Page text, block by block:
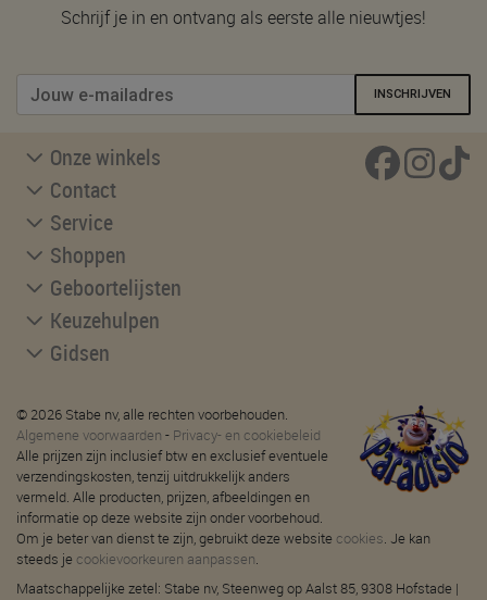
Schrijf je in en ontvang als eerste alle nieuwtjes!
INSCHRIJVEN
Onze winkels
Contact
Service
Shoppen
Geboortelijsten
Keuzehulpen
Gidsen
© 2026 Stabe nv, alle rechten voorbehouden.
Algemene voorwaarden - Privacy- en cookiebeleid
Alle prijzen zijn inclusief btw en exclusief eventuele
verzendingskosten, tenzij uitdrukkelijk anders
vermeld. Alle producten, prijzen, afbeeldingen en
informatie op deze website zijn onder voorbehoud.
Om je beter van dienst te zijn, gebruikt deze website cookies. Je kan
steeds je cookievoorkeuren aanpassen.
Maatschappelijke zetel: Stabe nv, Steenweg op Aalst 85, 9308 Hofstade |